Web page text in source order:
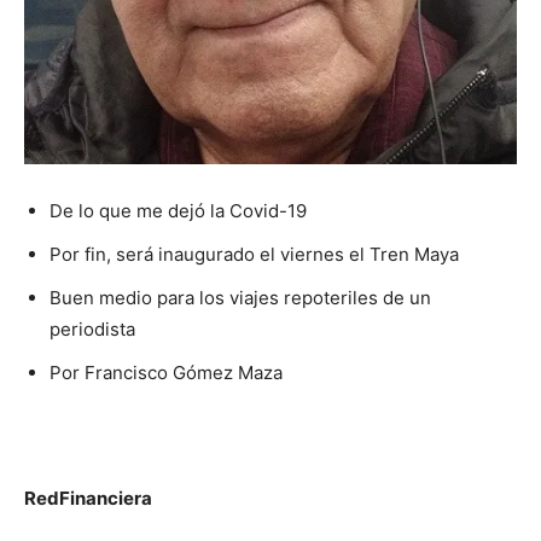
De lo que me dejó la Covid-19
Por fin, será inaugurado el viernes el Tren Maya
Buen medio para los viajes repoteriles de un
periodista
Por Francisco Gómez Maza
RedFinanciera